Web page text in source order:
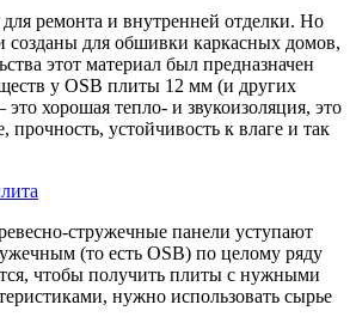
ремонта и внутренней отделки. Но
созданы для обшивки каркасных домов,
этот материал был предназначен
у OSB плиты 12 мм (и других
хорошая тепло- и звукоизоляция, это
прочность, устойчивость к влаге и так
стружечные панели уступают
(то есть OSB) по целому ряду
чтобы получить плиты с нужными
нужно использовать сырье